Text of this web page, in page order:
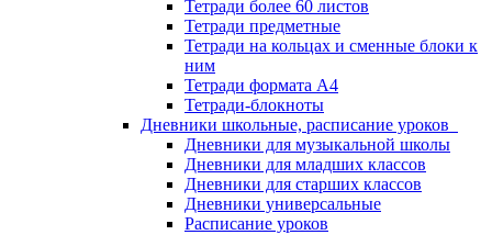
Тетради более 60 листов
Тетради предметные
Тетради на кольцах и сменные блоки к
ним
Тетради формата А4
Тетради-блокноты
Дневники школьные, расписание уроков
Дневники для музыкальной школы
Дневники для младших классов
Дневники для старших классов
Дневники универсальные
Расписание уроков